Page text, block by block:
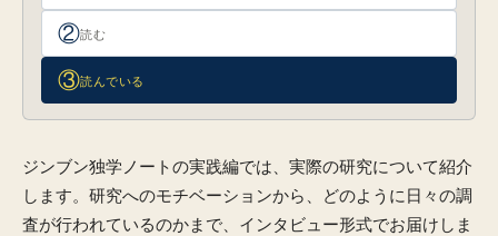
②読む
③読んでいる
ジンブン独学ノートの実践編では、実際の研究について紹介
します。研究へのモチベーションから、どのように日々の調
査が行われているのかまで、インタビュー形式でお届けしま